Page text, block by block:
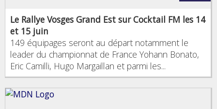
Le Rallye Vosges Grand Est sur Cocktail FM les 14
et 15 juin
149 équipages seront au départ notamment le
leader du championnat de France Yohann Bonato,
Eric Camilli, Hugo Margaillan et parmi les...